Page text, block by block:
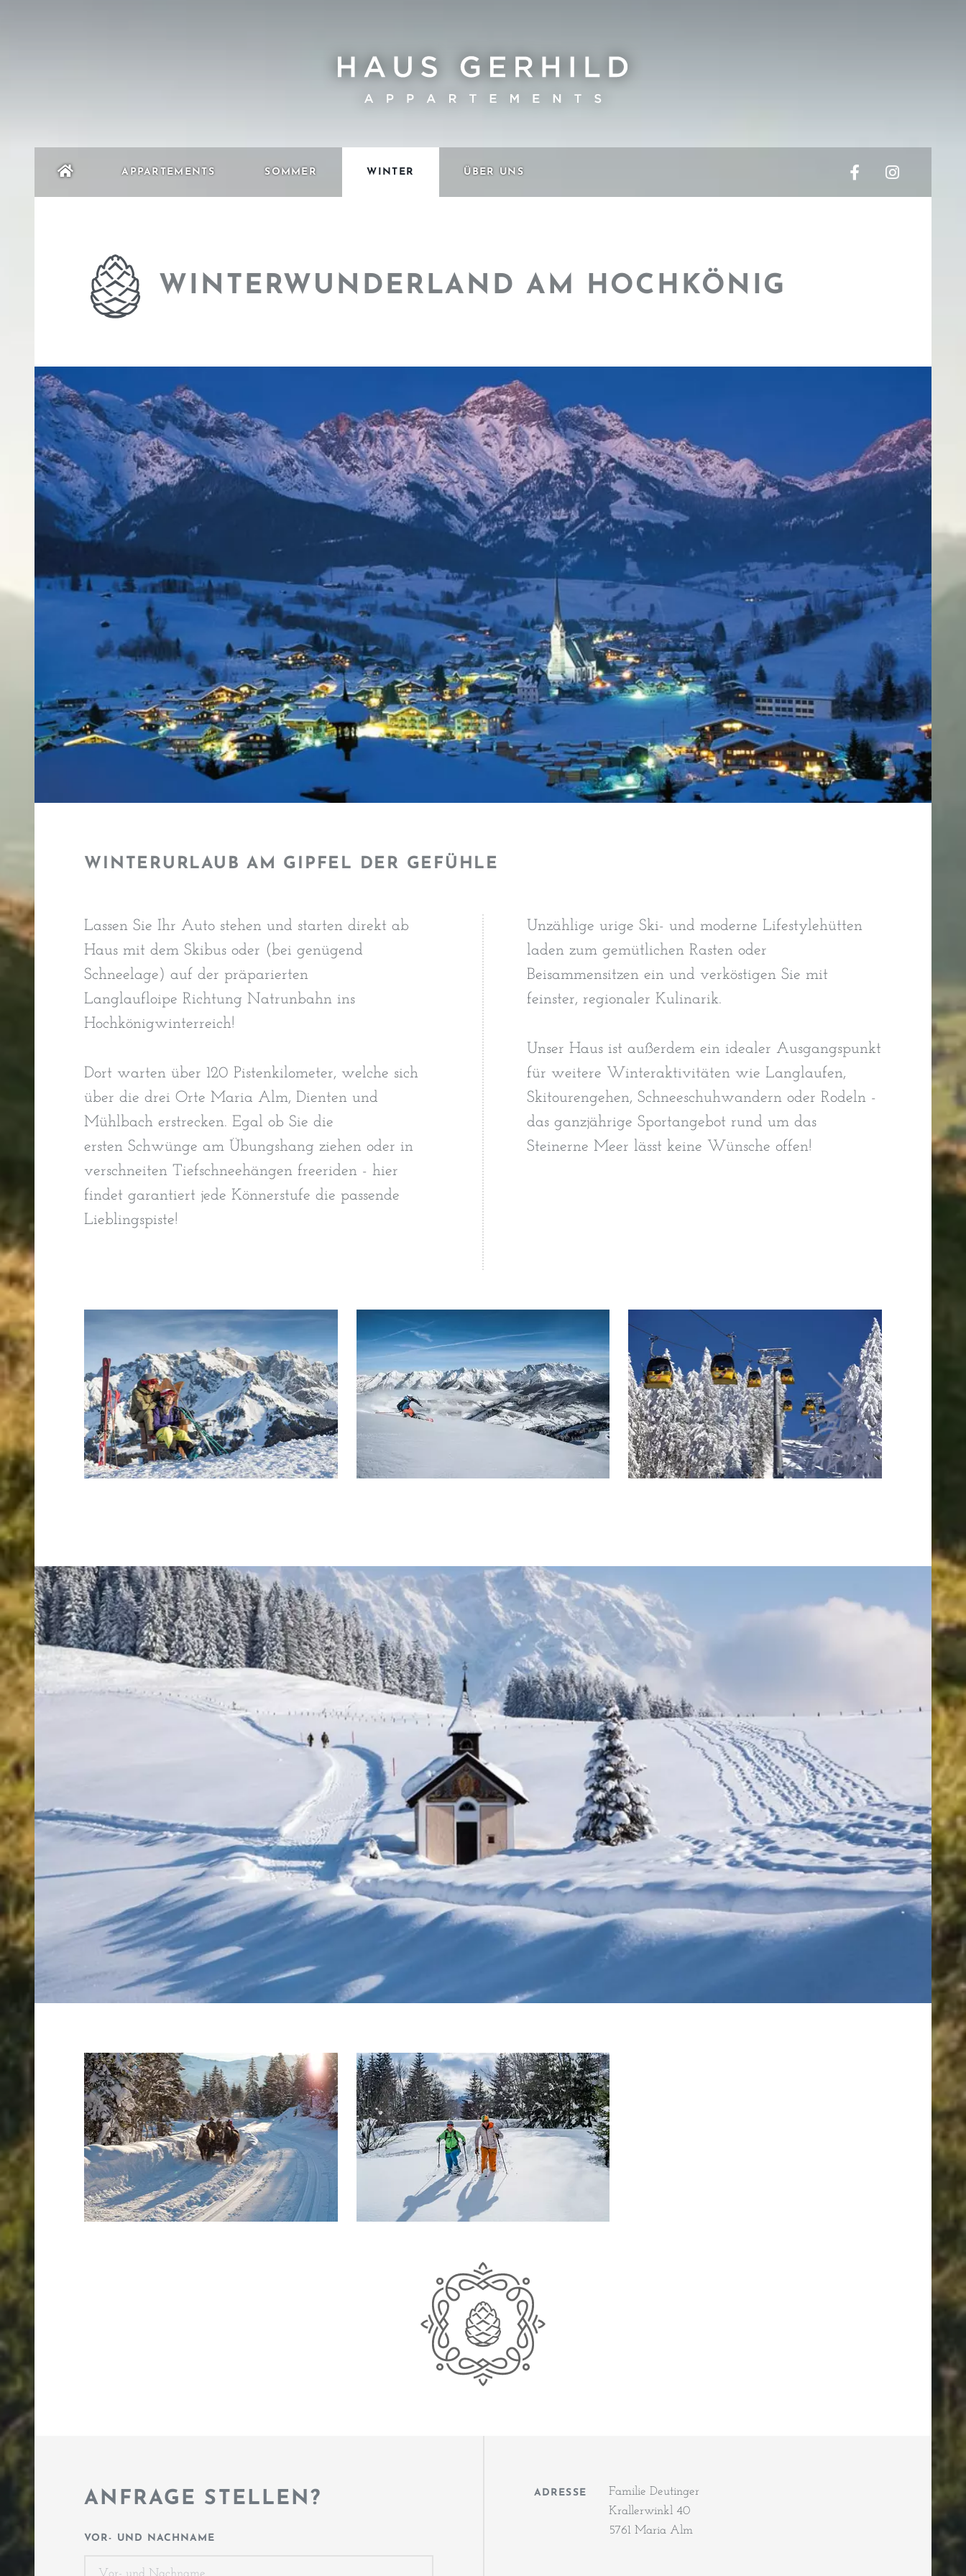
APPARTEMENTS SOMMER WINTER ÜBER UNS
WINTERWUNDERLAND AM HOCHKÖNIG
WINTERURLAUB AM GIPFEL DER GEFÜHLE
Lassen Sie Ihr Auto stehen und starten direkt ab
Haus mit dem Skibus oder (bei genügend
Schneelage) auf der präparierten
Langlaufloipe Richtung Natrunbahn ins
Hochkönigwinterreich!
Dort warten über 120 Pistenkilometer, welche sich
über die drei Orte Maria Alm, Dienten und
Mühlbach erstrecken. Egal ob Sie die
ersten Schwünge am Übungshang ziehen oder in
verschneiten Tiefschneehängen freeriden - hier
findet garantiert jede Könnerstufe die passende
Lieblingspiste!
Unzählige urige Ski- und moderne Lifestylehütten
laden zum gemütlichen Rasten oder
Beisammensitzen ein und verköstigen Sie mit
feinster, regionaler Kulinarik.
Unser Haus ist außerdem ein idealer Ausgangspunkt
für weitere Winteraktivitäten wie Langlaufen,
Skitourengehen, Schneeschuhwandern oder Rodeln -
das ganzjährige Sportangebot rund um das
Steinerne Meer lässt keine Wünsche offen!
ANFRAGE STELLEN?
VOR- UND NACHNAME
ADRESSE
Familie Deutinger
Krallerwinkl 40
5761 Maria Alm